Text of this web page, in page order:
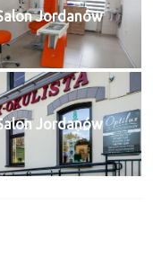
Jordanów
Jordanów